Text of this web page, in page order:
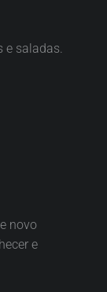
e saladas.
novo
e